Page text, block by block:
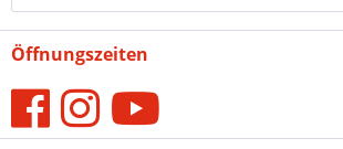
Öffnungszeiten